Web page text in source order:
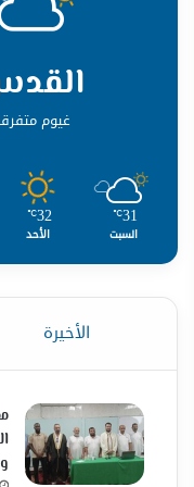
غيوم
31
℃
السبت
32
℃
الأحد
الأخيرة